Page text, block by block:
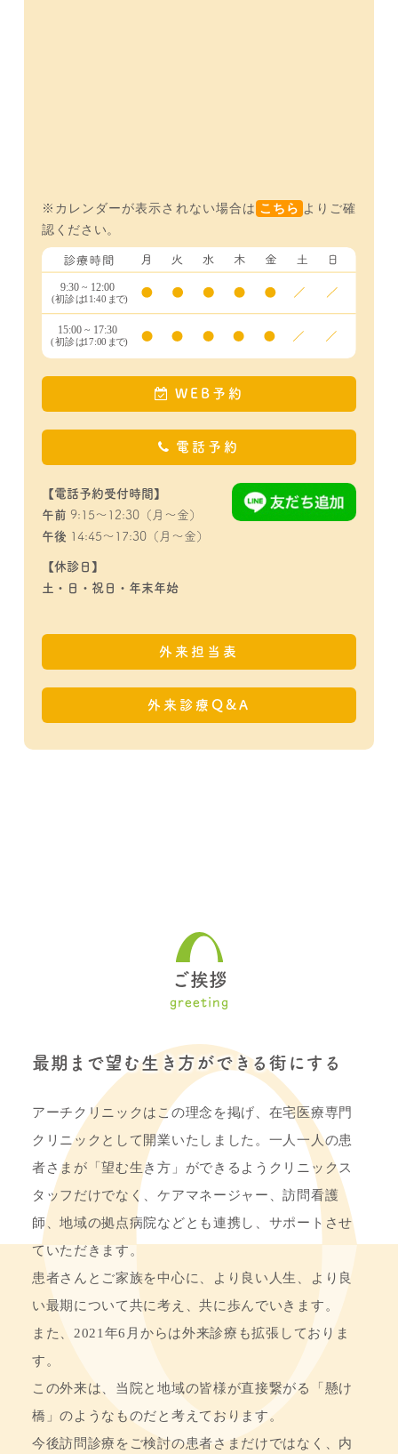
※カレンダーが表示されない場合は こちら よりご確
認ください。
WEB予約
電話予約
【電話予約受付時間】
午前 9:15～12:30（月～金）
午後 14:45～17:30（月～金）
【休診日】
土・日・祝日・年末年始
外来担当表
外来診療Q&A
ご挨拶
greeting
最期まで望む生き方ができる街にする
アーチクリニックはこの理念を掲げ、在宅医療専門
クリニックとして開業いたしました。一人一人の患
者さまが「望む生き方」ができるようクリニックス
タッフだけでなく、ケアマネージャー、訪問看護
師、地域の拠点病院などとも連携し、サポートさせ
ていただきます。
患者さんとご家族を中心に、より良い人生、より良
い最期について共に考え、共に歩んでいきます。
また、2021年6月からは外来診療も拡張しておりま
す。
この外来は、当院と地域の皆様が直接繋がる「懸け
橋」のようなものだと考えております。
今後訪問診療をご検討の患者さまだけではなく、内